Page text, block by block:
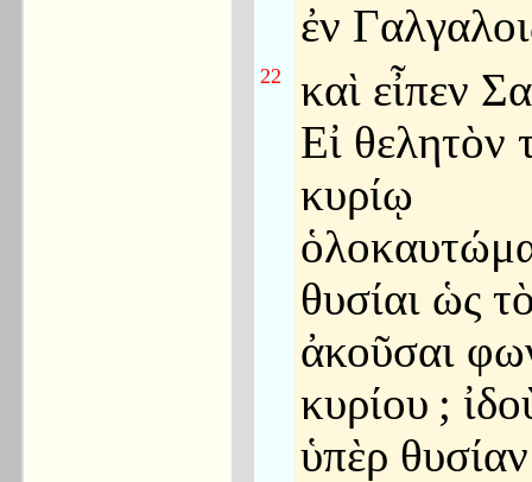
ἐν
22
καὶ εἶπεν
Εἰ θελητὸν
κυρίῳ
θυσίαι ὡς
ἀκοῦσαι
κυρίου ;
ὑπὲρ